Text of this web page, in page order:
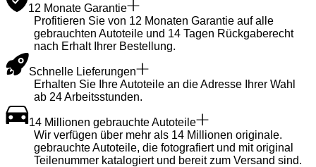
12 Monate Garantie
Profitieren Sie von 12 Monaten Garantie auf alle
gebrauchten Autoteile und 14 Tagen Rückgaberecht
nach Erhalt Ihrer Bestellung.
Schnelle Lieferungen
Erhalten Sie Ihre Autoteile an die Adresse Ihrer Wahl
ab 24 Arbeitsstunden.
14 Millionen gebrauchte Autoteile
Wir verfügen über mehr als 14 Millionen originale.
gebrauchte Autoteile, die fotografiert und mit original
Teilenummer katalogiert und bereit zum Versand sind.